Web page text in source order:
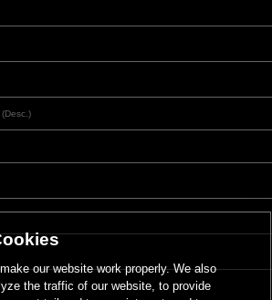
our website work properly. We also
the traffic of our website, to provide